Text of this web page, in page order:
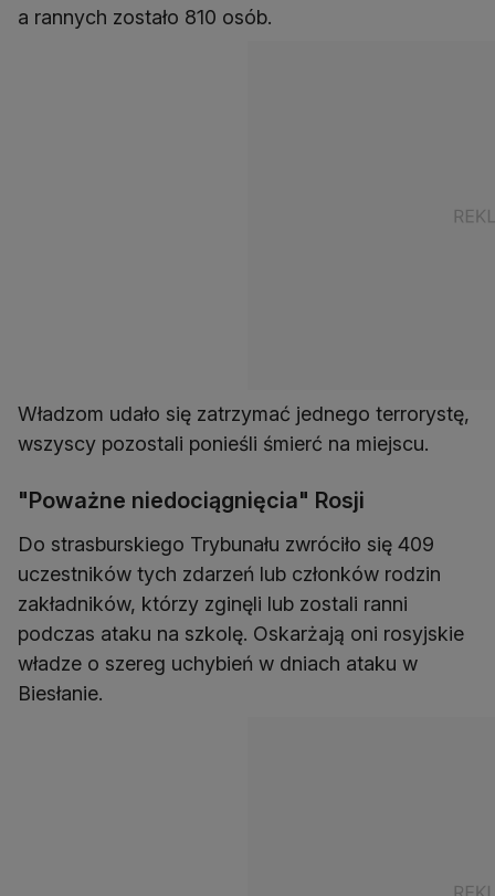
a rannych zostało 810 osób.
Władzom udało się zatrzymać jednego terrorystę,
wszyscy pozostali ponieśli śmierć na miejscu.
"Poważne niedociągnięcia" Rosji
Do strasburskiego Trybunału zwróciło się 409
uczestników tych zdarzeń lub członków rodzin
zakładników, którzy zginęli lub zostali ranni
podczas ataku na szkolę. Oskarżają oni rosyjskie
władze o szereg uchybień w dniach ataku w
Biesłanie.